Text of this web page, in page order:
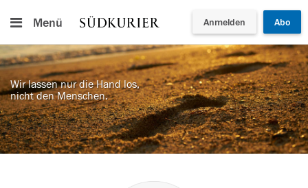
Menü Anmelden Abo
Wir lassen nur die Hand los,
nicht den Menschen.